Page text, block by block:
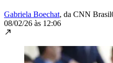
Gabriela Boechat, da CNN Brasil
08/02/26 às 12:06